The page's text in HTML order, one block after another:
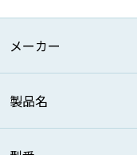
メーカー
製品名